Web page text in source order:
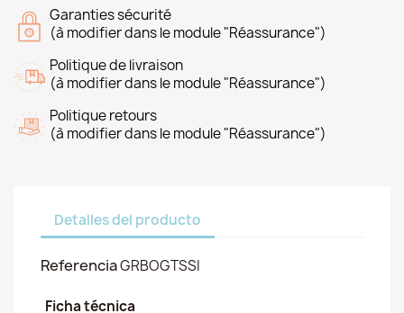
Garanties sécurité
(à modifier dans le module "Réassurance")
Politique de livraison
(à modifier dans le module "Réassurance")
Politique retours
(à modifier dans le module "Réassurance")
Detalles del producto
ReferenciaGRBOGTSSI
Ficha técnica